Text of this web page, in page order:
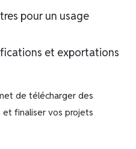
pour un usage
et exportations
de télécharger des
finaliser vos projets